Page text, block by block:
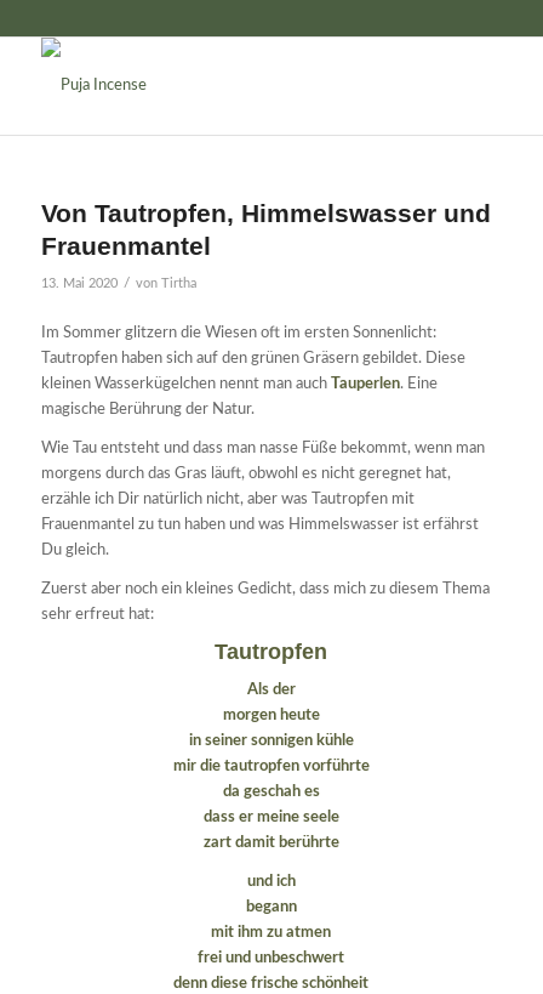
Von Tautropfen, Himmelswasser und
Frauenmantel
13. Mai 2020 / von Tirtha
Im Sommer glitzern die Wiesen oft im ersten Sonnenlicht:
Tautropfen haben sich auf den grünen Gräsern gebildet. Diese
kleinen Wasserkügelchen nennt man auch Tauperlen. Eine
magische Berührung der Natur.
Wie Tau entsteht und dass man nasse Füße bekommt, wenn man
morgens durch das Gras läuft, obwohl es nicht geregnet hat,
erzähle ich Dir natürlich nicht, aber was Tautropfen mit
Frauenmantel zu tun haben und was Himmelswasser ist erfährst
Du gleich.
Zuerst aber noch ein kleines Gedicht, dass mich zu diesem Thema
sehr erfreut hat:
Tautropfen
Als der
morgen heute
in seiner sonnigen kühle
mir die tautropfen vorführte
da geschah es
dass er meine seele
zart damit berührte
und ich
begann
mit ihm zu atmen
frei und unbeschwert
denn diese frische schönheit